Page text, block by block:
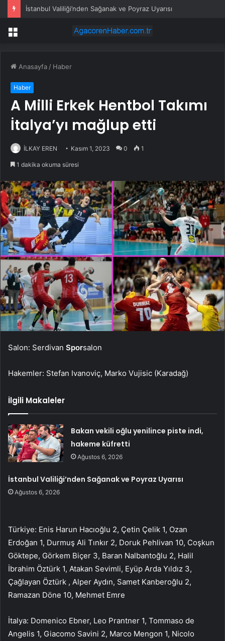
İstanbul Valiliği’nden Sağanak ve Poyraz Uyarısı
Menü
Anasayfa / Haber
Haber
A Milli Erkek Hentbol Takımı
İtalya’yı mağlup etti
İLKAY EREN Kasım 1, 2023 0 1
1 dakika okuma süresi
Salon: Serdivan Sporsalon
Hakemler: Stefan Ivanoviç, Marko Vujisic (Karadağ)
İlgili Makaleler
Bakan vekili oğlu yenilince piste indi,
hakeme küfretti
Ağustos 6, 2026
İstanbul Valiliği’nden Sağanak ve Poyraz Uyarısı
Ağustos 6, 2026
Türkiye: Enis Harun Hacıoğlu 2, Çetin Çelik 1, Ozan
Erdoğan 1, Durmuş Ali Tınkır 2, Doruk Pehlivan 10, Coşkun
Göktepe, Görkem Biçer 3, Baran Nalbantoğlu 2, Halil
İbrahim Öztürk 1, Atakan Sevimli, Eyüp Arda Yıldız 3,
Çağlayan Öztürk , Alper Aydın, Samet Kanberoğlu 2,
Ramazan Döne 10, Mehmet Emre
İtalya: Domenico Ebner, Leo Prantner 1, Tommaso de
Angelis 1, Giacomo Savini 2, Marco Mengon 1, Nicolo